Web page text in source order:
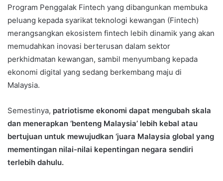
Program Penggalak Fintech yang dibangunkan membuka
peluang kepada syarikat teknologi kewangan (Fintech)
merangsangkan ekosistem fintech lebih dinamik yang akan
memudahkan inovasi berterusan dalam sektor
perkhidmatan kewangan, sambil menyumbang kepada
ekonomi digital yang sedang berkembang maju di
Malaysia.
Semestinya, patriotisme ekonomi dapat mengubah skala
dan menerapkan ‘benteng Malaysia’ lebih kebal atau
bertujuan untuk mewujudkan ‘juara Malaysia global yang
mementingan nilai-nilai kepentingan negara sendiri
terlebih dahulu.